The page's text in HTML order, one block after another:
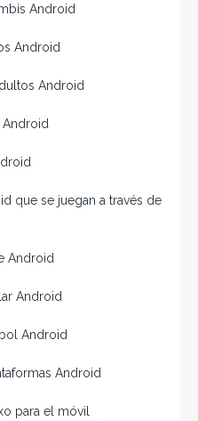
Android
Android
Android
Android
que se juegan a través de
Android
Android
Android
Android
para el móvil